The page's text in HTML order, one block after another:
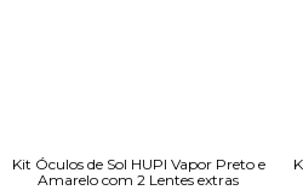
Kit Óculos de Sol HUPI Vapor Preto e
Amarelo com 2 Lentes extras